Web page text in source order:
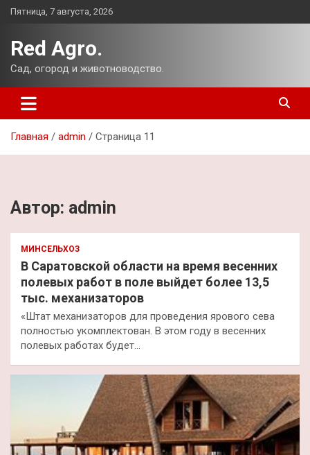
Перейти
Пятница, 7 августа, 2026
Red Agro.
Сад, огород и животноводство.
Главная admin Страница 11
Автор: admin
МИНСЕЛЬХОЗ
В Саратовской области на время весенних
полевых работ в поле выйдет более 13,5
тыс. механизаторов
«Штат механизаторов для проведения ярового сева
полностью укомплектован. В этом году в весенних
полевых работах будет…